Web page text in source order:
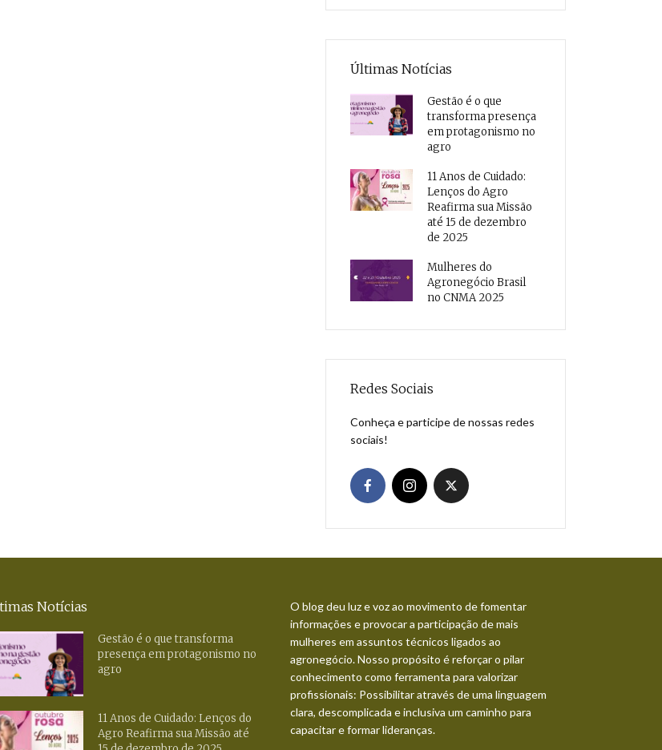
Últimas Notícias
Gestão é o que
transforma presença
em protagonismo no
agro
11 Anos de Cuidado:
Lenços do Agro
Reafirma sua Missão
até 15 de dezembro
de 2025
Mulheres do
Agronegócio Brasil
no CNMA 2025
Redes Sociais
Conheça e participe de nossas redes
sociais!
Notícias
Gestão é o que transforma
presença em protagonismo no
agro
11 Anos de Cuidado: Lenços do
Agro Reafirma sua Missão até
O blog deu luz e voz ao movimento de fomentar
informações e provocar a participação de mais
mulheres em assuntos técnicos ligados ao
agronegócio. Nosso propósito é reforçar o pilar
conhecimento como ferramenta para valorizar
profissionais: Possibilitar através de uma linguagem
clara, descomplicada e inclusiva um caminho para
capacitar e formar lideranças.